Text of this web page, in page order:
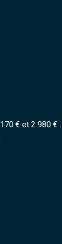
vos besoins.
€ et 2 980 € .